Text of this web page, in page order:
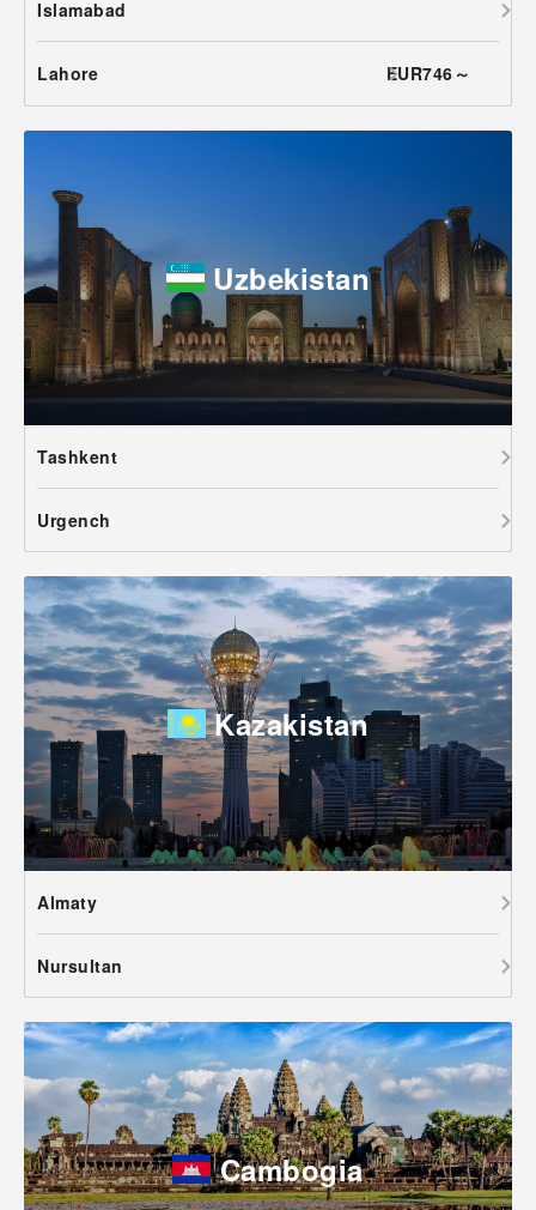
Islamabad
Lahore EUR746～
Uzbekistan
Tashkent
Urgench
Kazakistan
Almaty
Nursultan
Cambogia